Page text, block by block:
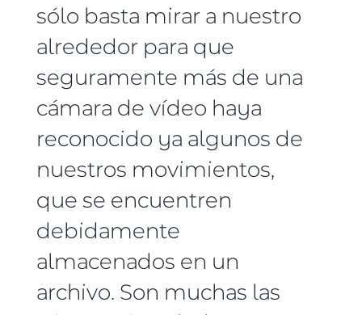
sólo basta mirar a nuestro
alrededor para que
seguramente más de una
cámara de vídeo haya
reconocido ya algunos de
nuestros movimientos,
que se encuentren
debidamente
almacenados en un
archivo. Son muchas las